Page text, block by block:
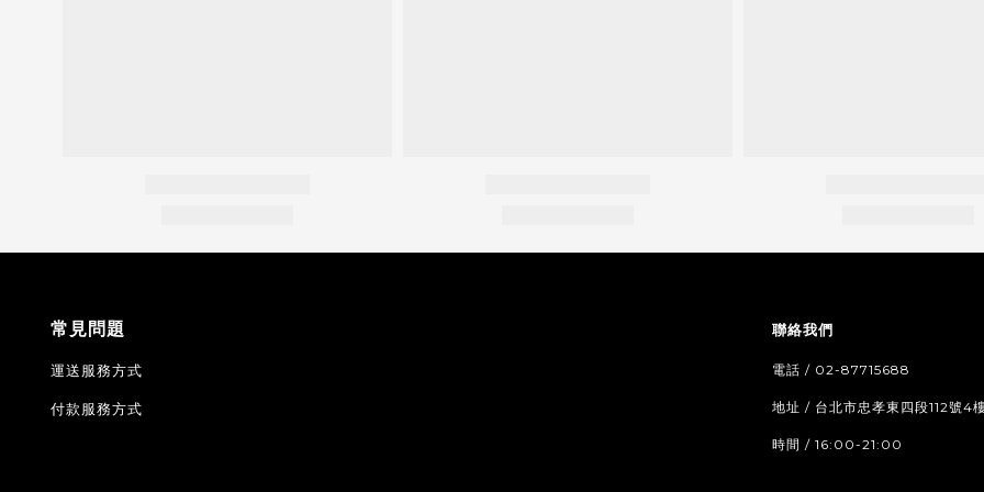
常見問題
運送服務方式
付款服務方式
聯絡我們
電話 / 02-87715688
地址 / 台北市忠孝東四段112號4
時間 / 16:00-21:00